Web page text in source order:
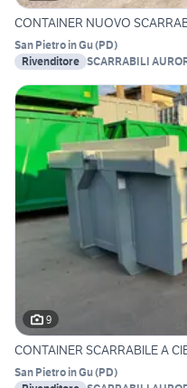
CONTAINER NUOVO
San Pietro in Gu(PD)
Rivenditore SCARRABILI
9
CONTAINER SCARRABILE A
San Pietro in Gu(PD)